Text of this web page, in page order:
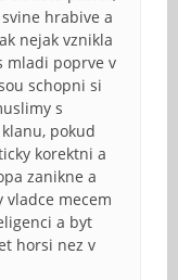
hrabive a
nejak vznikla
mladi poprve v
schopni si
s
pokud
korektni a
zanikne a
mecem
a byt
horsi nez v